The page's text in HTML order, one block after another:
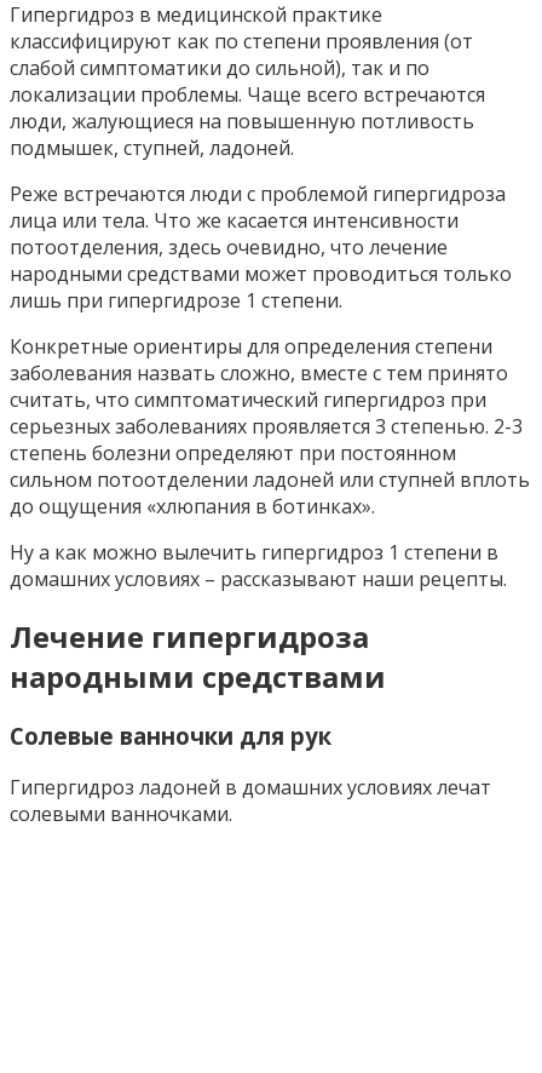
Гипергидроз в медицинской практике
классифицируют как по степени проявления (от
слабой симптоматики до сильной), так и по
локализации проблемы. Чаще всего встречаются
люди, жалующиеся на повышенную потливость
подмышек, ступней, ладоней.
Реже встречаются люди с проблемой гипергидроза
лица или тела. Что же касается интенсивности
потоотделения, здесь очевидно, что лечение
народными средствами может проводиться только
лишь при гипергидрозе 1 степени.
Конкретные ориентиры для определения степени
заболевания назвать сложно, вместе с тем принято
считать, что симптоматический гипергидроз при
серьезных заболеваниях проявляется 3 степенью. 2-3
степень болезни определяют при постоянном
сильном потоотделении ладоней или ступней вплоть
до ощущения «хлюпания в ботинках».
Ну а как можно вылечить гипергидроз 1 степени в
домашних условиях – рассказывают наши рецепты.
Лечение гипергидроза
народными средствами
Солевые ванночки для рук
Гипергидроз ладоней в домашних условиях лечат
солевыми ванночками.